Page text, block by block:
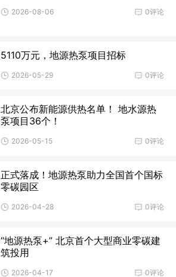
0评论
2026-08-06
5110万元，地源热泵项目招标
0评论
2026-05-29
北京公布新能源供热名单！ 地水源热
泵项目36个！
0评论
2026-05-15
正式落成！地源热泵助力全国首个国标
零碳园区
0评论
2026-04-28
“地源热泵+” 北京首个大型商业零碳建
筑投用
0评论
2026-04-17